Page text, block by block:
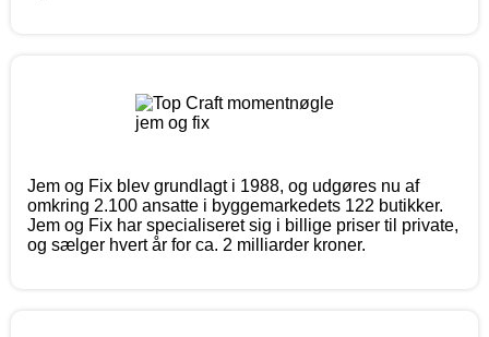
Jem og Fix blev grundlagt i 1988, og udgøres nu af
omkring 2.100 ansatte i byggemarkedets 122 butikker.
Jem og Fix har specialiseret sig i billige priser til private,
og sælger hvert år for ca. 2 milliarder kroner.